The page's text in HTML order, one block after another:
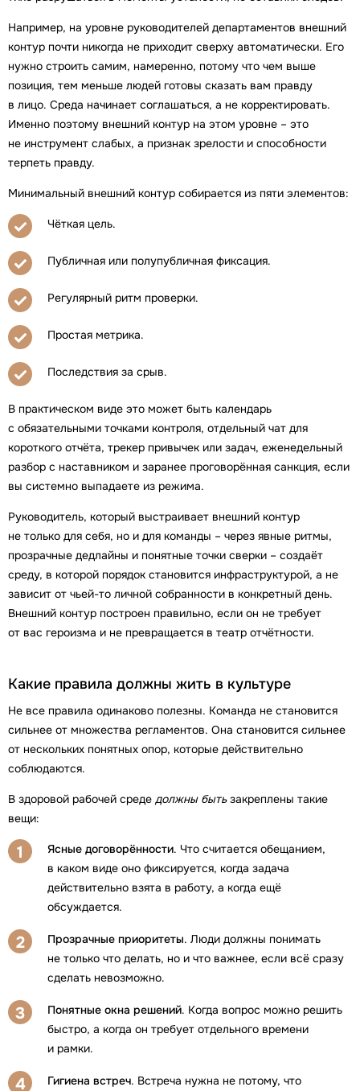
Например, на уровне руководителей департаментов внешний
контур почти никогда не приходит сверху автоматически. Его
нужно строить самим, намеренно, потому что чем выше
позиция, тем меньше людей готовы сказать вам правду
в лицо. Среда начинает соглашаться, а не корректировать.
Именно поэтому внешний контур на этом уровне – это
не инструмент слабых, а признак зрелости и способности
терпеть правду.
Минимальный внешний контур собирается из пяти элементов:
Чёткая цель.
Публичная или полупубличная фиксация.
Регулярный ритм проверки.
Простая метрика.
Последствия за срыв.
В практическом виде это может быть календарь
с обязательными точками контроля, отдельный чат для
короткого отчёта, трекер привычек или задач, еженедельный
разбор с наставником и заранее проговорённая санкция, если
вы системно выпадаете из режима.
Руководитель, который выстраивает внешний контур
не только для себя, но и для команды – через явные ритмы,
прозрачные дедлайны и понятные точки сверки – создаёт
среду, в которой порядок становится инфраструктурой, а не
зависит от чьей-то личной собранности в конкретный день.
Внешний контур построен правильно, если он не требует
от вас героизма и не превращается в театр отчётности.
Какие правила должны жить в культуре
Не все правила одинаково полезны. Команда не становится
сильнее от множества регламентов. Она становится сильнее
от нескольких понятных опор, которые действительно
соблюдаются.
В здоровой рабочей среде должны бытьзакреплены такие
вещи:
1 Ясные договорённости. Что считается обещанием,
в каком виде оно фиксируется, когда задача
действительно взята в работу, а когда ещё
обсуждается.
2 Прозрачные приоритеты. Люди должны понимать
не только что делать, но и что важнее, если всё сразу
сделать невозможно.
3 Понятные окна решений. Когда вопрос можно решить
быстро, а когда он требует отдельного времени
и рамки.
4 Гигиена встреч. Встреча нужна не потому, что